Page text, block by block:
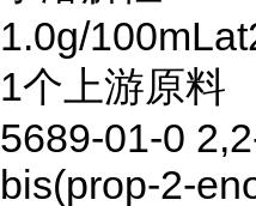
1.0g/
1个上游原料
5689-01-0
bis(prop-2-